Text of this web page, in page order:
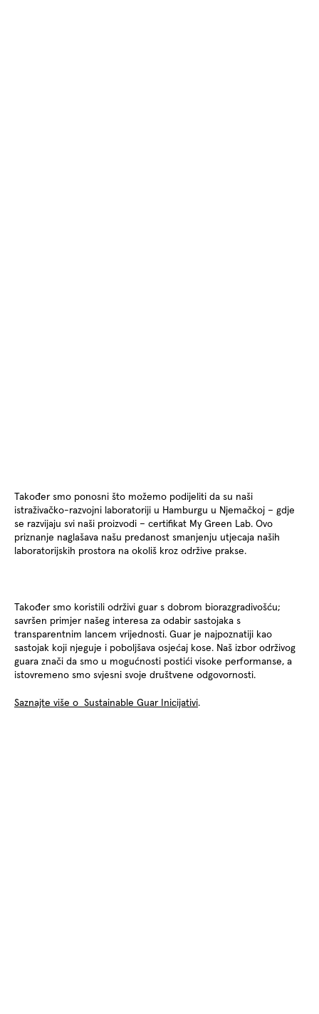
Također smo ponosni što možemo podijeliti da su naši
istraživačko-razvojni laboratoriji u Hamburgu u Njemačkoj – gdje
se razvijaju svi naši proizvodi – certifikat My Green Lab. Ovo
priznanje naglašava našu predanost smanjenju utjecaja naših
laboratorijskih prostora na okoliš kroz održive prakse.
Također smo koristili održivi guar s dobrom biorazgradivošću;
savršen primjer našeg interesa za odabir sastojaka s
transparentnim lancem vrijednosti. Guar je najpoznatiji kao
sastojak koji njeguje i poboljšava osjećaj kose. Naš izbor održivog
guara znači da smo u mogućnosti postići visoke performanse, a
istovremeno smo svjesni svoje društvene odgovornosti.
Saznajte više o Sustainable Guar Inicijativi.